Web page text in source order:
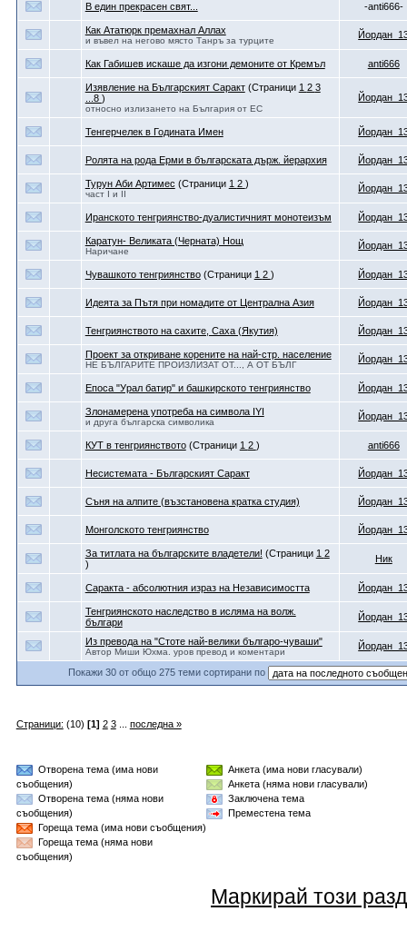
В един прекрасен свят... -anti666-
Как Ататюрк премахнал Аллах
и въвел на негово място Танръ за турците
Как Габишев искаше да изгони демоните от Кремъл anti666
Изявление на Българският Саракт (Страници 1 2 3
...8 )
относно излизането на България от ЕС
Тенгерчелек в Годината Имен
Ролята на рода Ерми в българската държ. йерархия
Турун Аби Артимес (Страници 1 2 )
част I и II
Иранското тенгриянство-дуалистичният монотеизъм
Каратун- Великата (Черната) Нощ
Наричане
Чувашкото тенгриянство (Страници 1 2 )
Идеята за Пътя при номадите от Централна Азия
Тенгриянството на сахите, Саха (Якутия)
Проект за откриване корените на най-стр. население
НЕ БЪЛГАРИТЕ ПРОИЗЛИЗАТ ОТ..., А ОТ БЪЛГ
Епоса "Урал батир" и башкирското тенгриянство
Злонамерена употреба на символа IYI
и друга българска символика
КУТ в тенгриянството (Страници 1 2 ) anti666
Несистемата - Българският Саракт
Съня на алпите (възстановена кратка студия)
Монголското тенгриянство
За титлата на българските владетели! (Страници 1 2
)
Ник
Саракта - абсолютния израз на Независимостта
Тенгриянското наследство в исляма на волж.
българи
Из превода на "Стоте най-велики българо-чуваши"
Автор Миши Юхма. уров превод и коментари
Покажи 30 от общо 275 теми сортирани по
Страници: (10) [1] 2 3... последна »
Отворена тема (има нови
съобщения)
Отворена тема (няма нови
съобщения)
Гореща тема (има нови съобщения)
Гореща тема (няма нови
съобщения)
Анкета (има нови гласували)
Анкета (няма нови гласували)
Заключена тема
Преместена тема
Маркирай този